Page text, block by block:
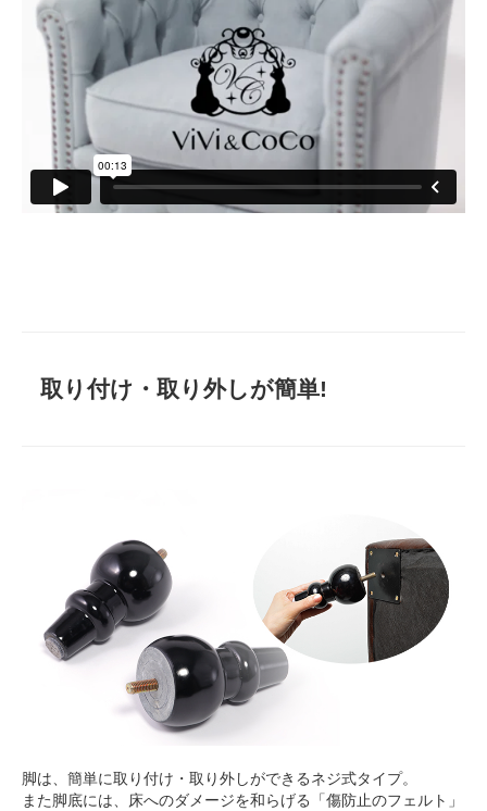
取り付け・取り外しが簡単!
脚は、簡単に取り付け・取り外しができるネジ式タイプ。
また脚底には、床へのダメージを和らげる「傷防止のフェルト」